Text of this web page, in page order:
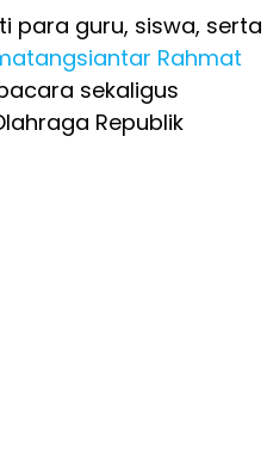
para guru, siswa, serta
Rahmat
sekaligus
Republik